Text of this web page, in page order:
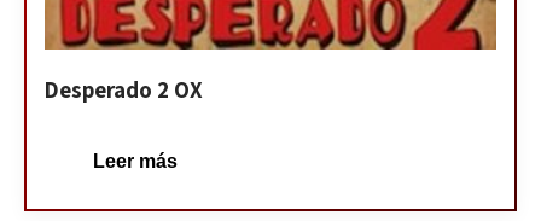
Desperado 2 OX
Leer más